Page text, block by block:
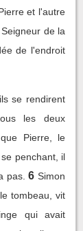
et l'autre
de la
de l'endroit
se rendirent
les deux
Pierre, le
se penchant, il
pas. 6 Simon
tombeau, vit
qui avait